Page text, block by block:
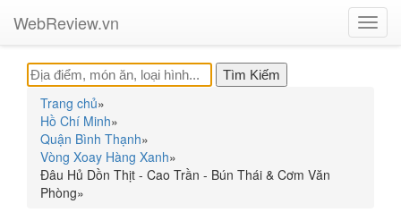
WebReview.vn
Trang chủ»
Hồ Chí Minh»
Quận Bình Thạnh»
Vòng Xoay Hàng Xanh»
Đâu Hủ Dồn Thịt - Cao Trần - Bún Thái & Cơm Văn
Phòng»